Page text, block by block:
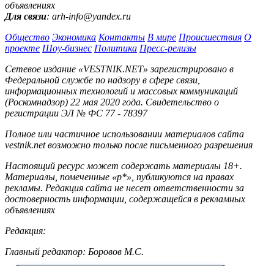
объявлениях
Для связи: arh-info@yandex.ru
Общество Экономика Контакты В мире Происшествия О
проекте Шоу-бизнес Политика Пресс-релизы
Сетевое издание «VESTNIK.NET» зарегистрировано в
Федеральной службе по надзору в сфере связи,
информационных технологий и массовых коммуникаций
(Роскомнадзор) 22 мая 2020 года. Свидетельство о
регистрации ЭЛ № ФС 77 - 78397
Полное или частичное использовании материалов сайта
vestnik.net возможно только после письменного разрешения
Настоящий ресурс может содержать материалы 18+.
Материалы, помеченные «р*», публикуются на правах
рекламы. Редакция сайта не несет ответственности за
достоверность информации, содержащейся в рекламных
объявлениях
Редакция:
Главный редактор: Боровов М.С.